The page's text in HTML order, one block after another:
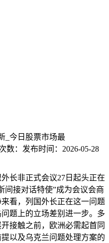
_今日股票市场最
数： 发布时间： 2026-05-28
非正式会议27日起头正在
间接对话特使”成为会议会商
看，列国外长正在这一问题
题上的立场差别进一步。多
接触之前，欧洲必需起首同
以及乌克兰问题处理方案的